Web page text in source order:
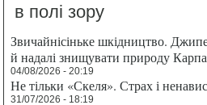
в полі зору
Звичайнісіньке шкідництво.
й надалі знищувати природу
04/08/2026 - 20:19
Не тільки «Скеля». Страх і
31/07/2026 - 18:19